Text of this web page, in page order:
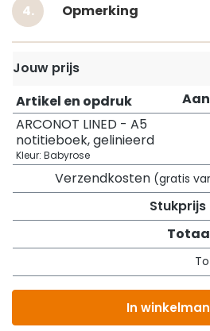
Opmerking
Jouw prijs
Artikel en opdruk
ARCONOT LINED - A5
notitieboek, gelinieerd
Kleur: Babyrose
Verzendkosten (gratis
In